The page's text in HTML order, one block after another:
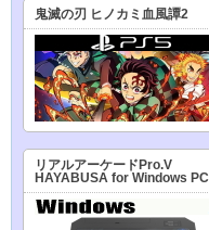
鬼滅の刃 ヒノカミ血風譚2
リアルアーケードPro.V
HAYABUSA for Windows PC